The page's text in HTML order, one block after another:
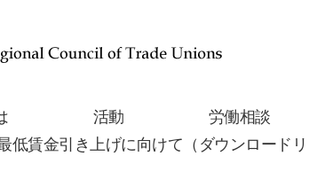
活動 労働相談
低賃金引き上げに向けて（ダウンロードリ